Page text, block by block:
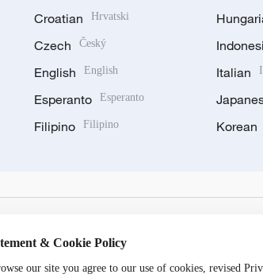
Croatian Hrvatski
Czech Český
English English
Esperanto Esperanto
Filipino Filipino
Italian
Korean
& Cookie Policy
our site you agree to our use of cookies, revised